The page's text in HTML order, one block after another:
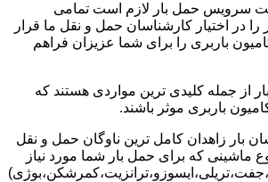
سرویس حمل بار لازم است تمامی
را در اختیار کارشناسان حمل و نقل ما قرار
کامیون باربری را برای شما عزیزان فراهم
از جمله کلیدی ترین مواردی هستند که
باربری موثر باشند.
بار زاهدان کامل ترین ناوگان حمل و نقل
ماشینی که برای حمل بار شما مورد نیاز